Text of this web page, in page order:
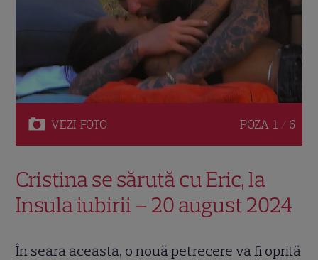
VEZI FOTO POZA 1 / 6
Cristina se sărută cu Eric, la
Insula iubirii – 20 august 2024
În seara aceasta, o nouă petrecere va fi oprită